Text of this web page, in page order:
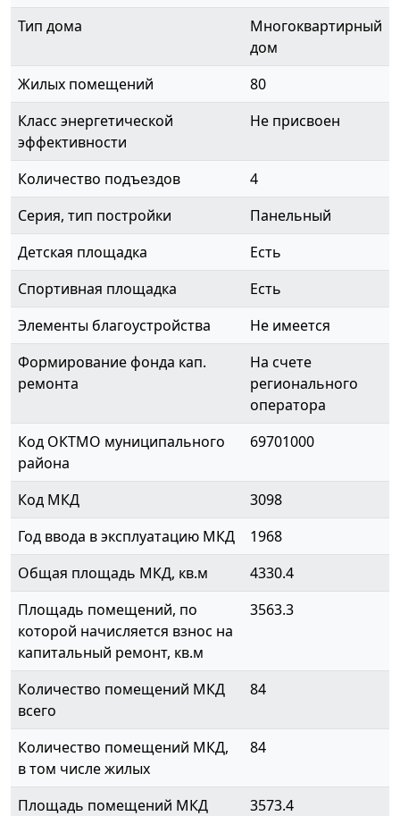
Тип дома
Многоквартирный
дом
Жилых помещений
80
Класс энергетической
эффективности
Не присвоен
Количество подъездов
4
Серия, тип постройки
Панельный
Детская площадка
Есть
Спортивная площадка
Есть
Элементы благоустройства
Не имеется
Формирование фонда кап.
ремонта
На счете
регионального
оператора
Код ОКТМО муниципального
района
69701000
Код МКД
3098
Год ввода в эксплуатацию МКД
1968
Общая площадь МКД, кв.м
4330.4
Площадь помещений, по
которой начисляется взнос на
капитальный ремонт, кв.м
3563.3
Количество помещений МКД
всего
84
Количество помещений МКД,
в том числе жилых
84
Площадь помещений МКД
3573.4